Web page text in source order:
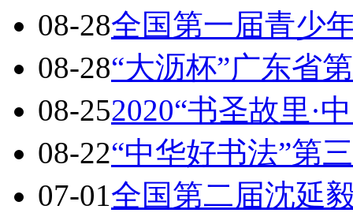
08-28全国第一届青少
08-28“大沥杯”广东省
08-252020“书圣故里·
08-22“中华好书法”第
07-01全国第二届沈延